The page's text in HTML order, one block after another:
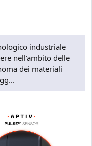
industriale
nell'ambito delle
dei materiali